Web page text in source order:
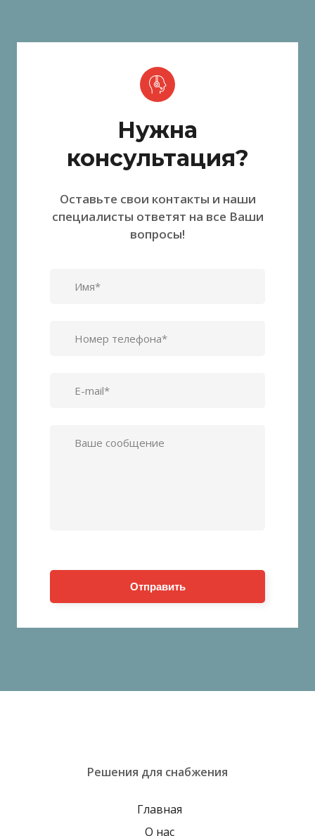
Нужна
консультация?
Оставьте свои контакты и наши
специалисты ответят на все Ваши
вопросы!
Отправить
Решения для снабжения
Главная
О нас